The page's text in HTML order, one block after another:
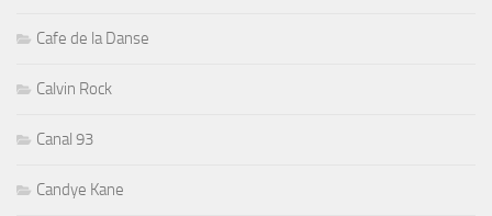
Cafe de la Danse
Calvin Rock
Canal 93
Candye Kane